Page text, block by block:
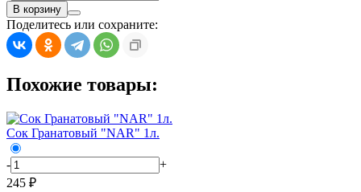
В корзину
Поделитесь или сохраните:
Похожие товары:
Сок Гранатовый "NАR" 1л.
-
+
245 ₽